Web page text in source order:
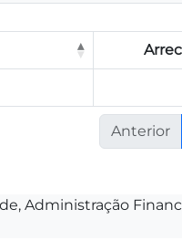
Anterior
Administração